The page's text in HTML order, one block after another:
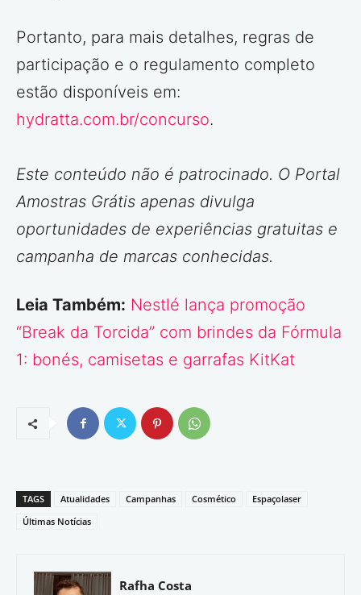
Portanto, para mais detalhes, regras de
participação e o regulamento completo
estão disponíveis em:
hydratta.com.br/concurso.
Este conteúdo não é patrocinado. O Portal
Amostras Grátis apenas divulga
oportunidades de experiências gratuitas e
campanha de marcas conhecidas.
Leia Também: Nestlé lança promoção
“Break da Torcida” com brindes da Fórmula
1: bonés, camisetas e garrafas KitKat
TAGS Atualidades Campanhas Cosmético
Espaçolaser
Últimas Notícias
Rafha Costa